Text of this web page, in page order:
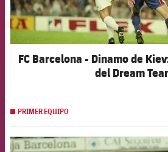
FC Barcelona - Dinamo de
del Dream
PRIMER EQUIPO
FCB